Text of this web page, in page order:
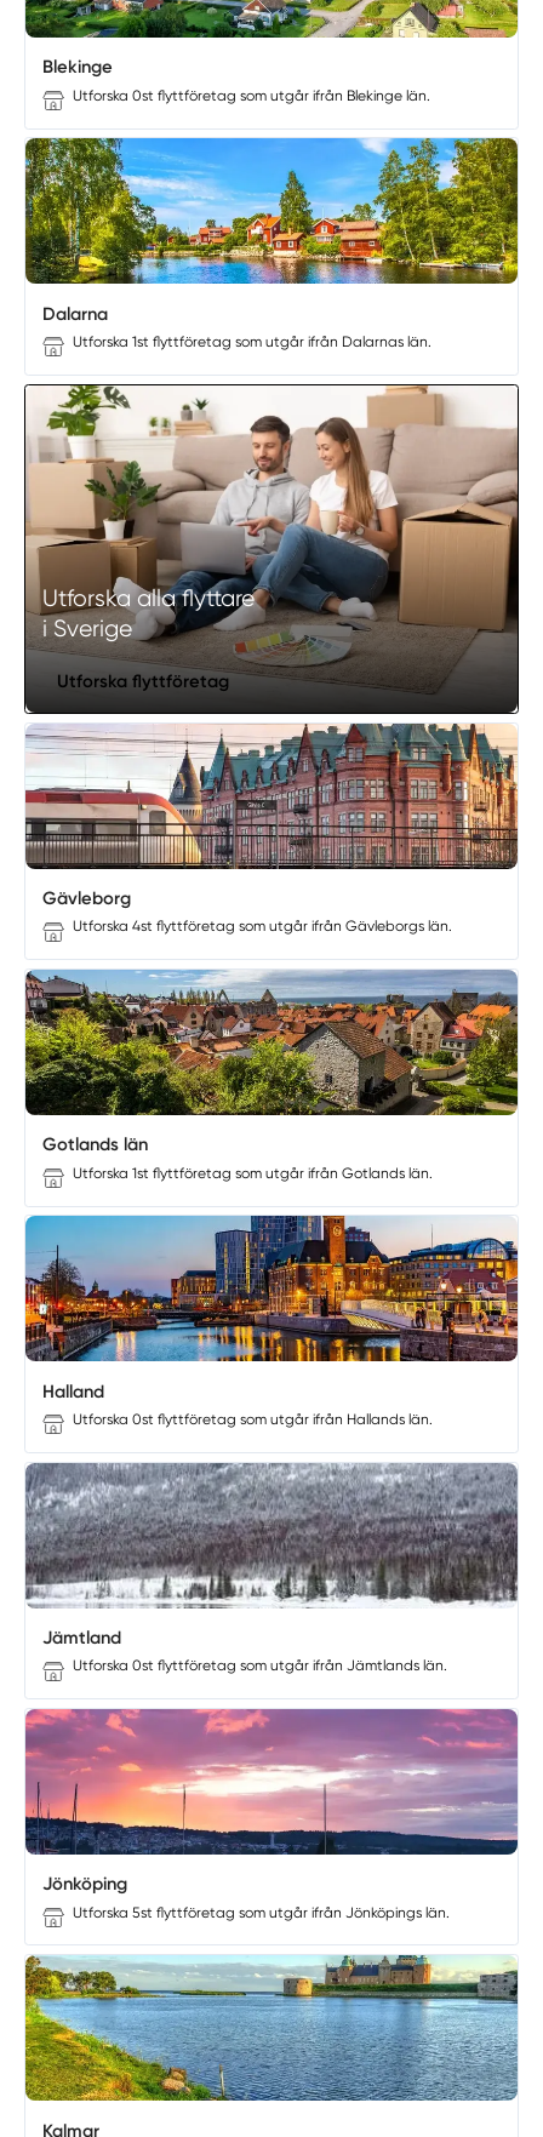
Blekinge
Utforska 0st flyttföretag som utgår ifrån Blekinge län.
Dalarna
Utforska 1st flyttföretag som utgår ifrån Dalarnas län.
Utforska alla flyttare
i Sverige
Utforska flyttföretag
Gävleborg
Utforska 4st flyttföretag som utgår ifrån Gävleborgs län.
Gotlands län
Utforska 1st flyttföretag som utgår ifrån Gotlands län.
Halland
Utforska 0st flyttföretag som utgår ifrån Hallands län.
Jämtland
Utforska 0st flyttföretag som utgår ifrån Jämtlands län.
Jönköping
Utforska 5st flyttföretag som utgår ifrån Jönköpings län.
Kalmar